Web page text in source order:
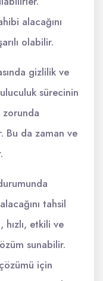
alacağını
olabilir.
gizlilik ve
sürecinin
zorunda
Bu da zaman ve
tahsil
etkili ve
sunabilir.
için